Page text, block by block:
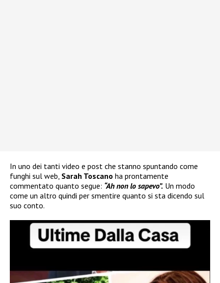
In uno dei tanti video e post che stanno spuntando come
funghi sul web, Sarah Toscano ha prontamente
commentato quanto segue: “Ah non lo sapevo”. Un modo
come un altro quindi per smentire quanto si sta dicendo sul
suo conto.